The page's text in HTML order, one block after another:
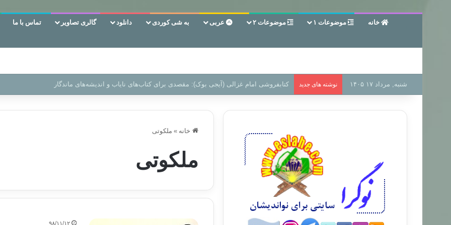
خانه موضوعات ۱ موضوعات ۲ عربی به شی کوردی دانلود گالری تصاویر تماس با ما
شنبه, مرداد ۱۷ ۱۴۰۵ نوشته های جدید سر دفتر فساد در زمین‌، دوری وکناره‌گیری از راه خداست‌!
خانه » ملکوتی
ملکوتی
۹۸/۱۱/۱۲